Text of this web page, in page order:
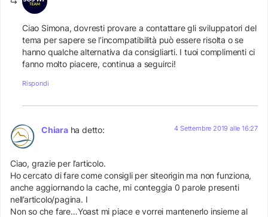
Ciao Simona, dovresti provare a contattare gli sviluppatori del
tema per sapere se l’incompatibilità può essere risolta o se
hanno qualche alternativa da consigliarti. I tuoi complimenti ci
fanno molto piacere, continua a seguirci!
Rispondi
Chiara ha detto: 4 Settembre 2019 alle 16:27
Ciao, grazie per l’articolo.
Ho cercato di fare come consigli per siteorigin ma non funziona,
anche aggiornando la cache, mi conteggia 0 parole presenti
nell’articolo/pagina. I
Non so che fare…Yoast mi piace e vorrei mantenerlo insieme al